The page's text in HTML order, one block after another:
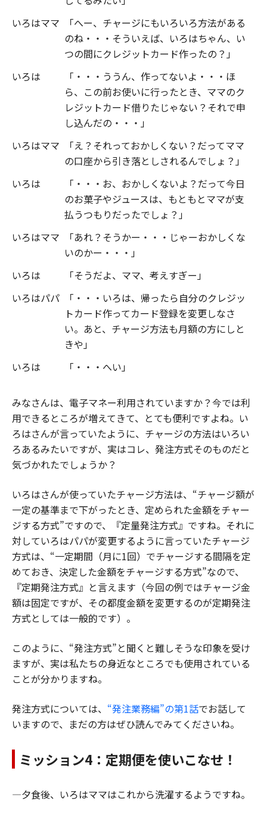
いろはママ
「へー、チャージにもいろいろ方法がある
のね・・・そういえば、いろはちゃん、い
つの間にクレジットカード作ったの？」
いろは
「・・・ううん、作ってないよ・・・ほ
ら、この前お使いに行ったとき、ママのク
レジットカード借りたじゃない？それで申
し込んだの・・・」
いろはママ
「え？それっておかしくない？だってママ
の口座から引き落としされるんでしょ？」
いろは
「・・・お、おかしくないよ？だって今日
のお菓子やジュースは、もともとママが支
払うつもりだったでしょ？」
いろはママ
「あれ？そうかー・・・じゃーおかしくな
いのかー・・・」
いろは
「そうだよ、ママ、考えすぎー」
いろはパパ
「・・・いろは、帰ったら自分のクレジッ
トカード作ってカード登録を変更しなさ
い。あと、チャージ方法も月額の方にしと
きや」
いろは
「・・・へい」
みなさんは、電子マネー利用されていますか？今では利
用できるところが増えてきて、とても便利ですよね。い
ろはさんが言っていたように、チャージの方法はいろい
ろあるみたいですが、実はコレ、発注方式そのものだと
気づかれたでしょうか？
いろはさんが使っていたチャージ方法は、“チャージ額が
一定の基準まで下がったとき、定められた金額をチャー
ジする方式”ですので、『定量発注方式』ですね。それに
対していろはパパが変更するように言っていたチャージ
方式は、“一定期間（月に1回）でチャージする間隔を定
めておき、決定した金額をチャージする方式”なので、
『定期発注方式』と言えます（今回の例ではチャージ金
額は固定ですが、その都度金額を変更するのが定期発注
方式としては一般的です）。
このように、“発注方式”と聞くと難しそうな印象を受け
ますが、実は私たちの身近なところでも使用されている
ことが分かりますね。
発注方式については、 “発注業務編”の第1話でお話して
いますので、まだの方はぜひ読んでみてくださいね。
ミッション4：定期便を使いこなせ！
―夕食後、いろはママはこれから洗濯するようですね。